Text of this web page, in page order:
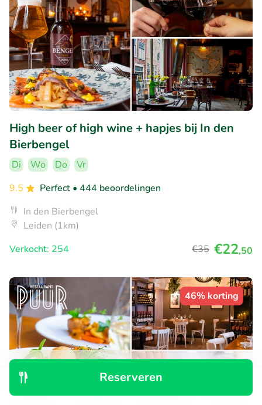
Reserveren
High beer of high wine + hapjes bij In den
Bierbengel
Di Wo Do
Vr
9.5
Perfect • 444 beoordelingen
In den Bierbengel
Leiden (1km)
Verkocht: 254
€35 €22,50
46% korting